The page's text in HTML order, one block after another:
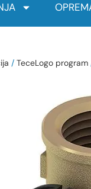
/ TeceLogo program